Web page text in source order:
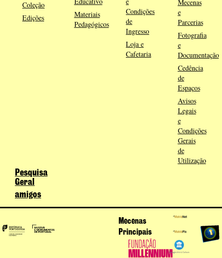
Coleção
Edições
Materiais
Pedagógicos
Condições
de
Ingresso
Loja e
Cafetaria
Mecenas
e
Parcerias
Fotografia
e
Documentação
Cedência
de
Espaços
Avisos
Legais
e
Condições
Gerais
de
Utilização
Pesquisa
Geral
amigos
Mecenas
Principais